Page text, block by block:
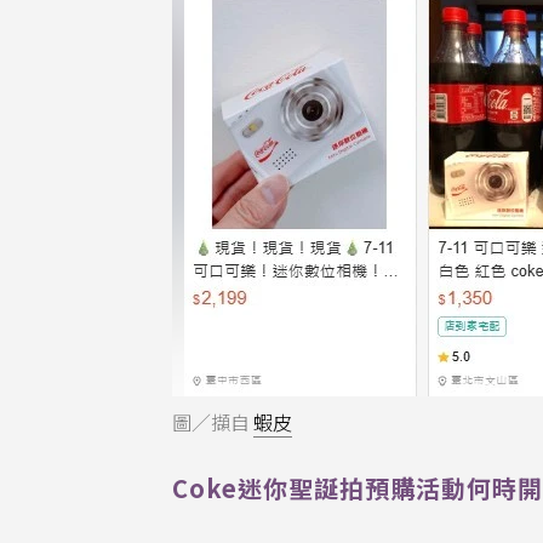
圖／擷自 蝦皮
Coke迷你聖誕拍預購活動何時